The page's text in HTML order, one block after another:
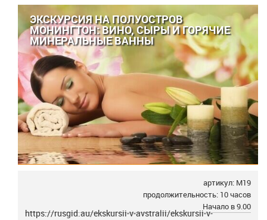
ЭКСКУРСИЯ НА ПОЛУОСТРОВ
МОНИНГТОН: ВИНО, СЫРЫ И ГОРЯЧИЕ
МИНЕРАЛЬНЫЕ ВАННЫ
артикул: M19
продолжительность: 10 часов
Начало в 9.00
https://rusgid.au/ekskursii-v-avstralii/ekskursii-v-